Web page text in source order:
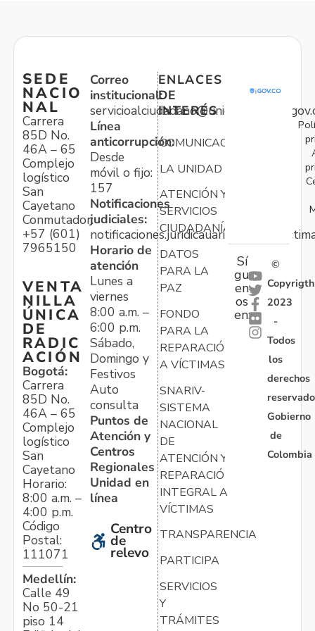
SEDE
NACIO
NAL
Carrera
85D No.
46A – 65
Complejo
logístico
San
Cayetano
Conmutador:
+57 (601)
7965150
VENTA
NILLA
ÚNICA
DE
RADIC
ACIÓN
Bogotá:
Carrera
85D No.
46A – 65
Complejo
logístico
San
Cayetano
Horario:
8:00 a.m. –
4:00 p.m.
Código
Postal:
111071
Medellín:
Calle 49
No 50-21
piso 14
Correo
institucional:
Línea
anticorrupción:
Desde
móvil o fijo:
157
Notificaciones
judiciales:
Horario de
atención
Lunes a
viernes
8:00 a.m. –
6:00 p.m.
Sábado,
Domingo y
Festivos
Auto
consulta
Puntos de
Atención y
Centros
Regionales
Unidad en
línea
Centro
de
relevo
ENLACES
DE
INTERÉS
COMUNICACIONES
LA UNIDAD
ATENCIÓN Y
SERVICIOS
CIUDADANÍA
DATOS
PARA LA
PAZ
FONDO
PARA LA
REPARACIÓN
A VÍCTIMAS
SNARIV-
SISTEMA
NACIONAL
DE
ATENCIÓN Y
REPARACIÓN
INTEGRAL A
VÍCTIMAS
TRANSPARENCIA
PARTICIPA
SERVICIOS
Y
TRÁMITES
Sí
gu
en
os
en:
©
Copyrigth
2023
-
Todos
los
derechos
Gobierno
de
Colombia